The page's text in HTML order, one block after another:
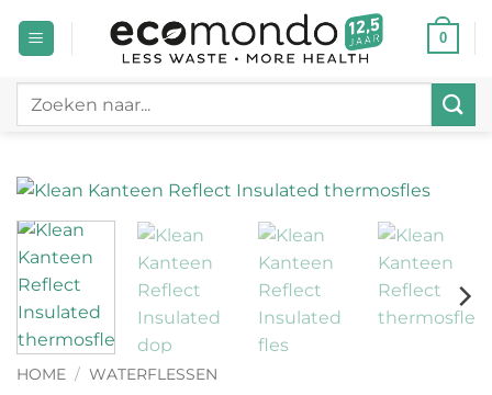
naar
0
Zoeken
HOME / WATERFLESSEN